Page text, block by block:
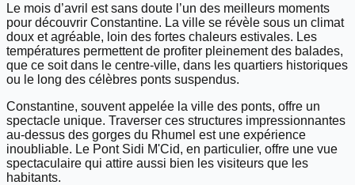
Le mois d’avril est sans doute l’un des meilleurs moments
pour découvrir Constantine. La ville se révèle sous un climat
doux et agréable, loin des fortes chaleurs estivales. Les
températures permettent de profiter pleinement des balades,
que ce soit dans le centre-ville, dans les quartiers historiques
ou le long des célèbres ponts suspendus.
Constantine, souvent appelée la ville des ponts, offre un
spectacle unique. Traverser ces structures impressionnantes
au-dessus des gorges du Rhumel est une expérience
inoubliable. Le Pont Sidi M'Cid, en particulier, offre une vue
spectaculaire qui attire aussi bien les visiteurs que les
habitants.